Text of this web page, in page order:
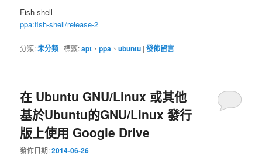
Fish shell
ppa:fish-shell/release-2
分類:未分類 |標籤:apt 、ppa 、ubuntu |發佈留言
在 Ubuntu GNU/Linux 或其他
基於Ubuntu的GNU/Linux 發行
版上使用 Google Drive
發佈日期:2014-06-26